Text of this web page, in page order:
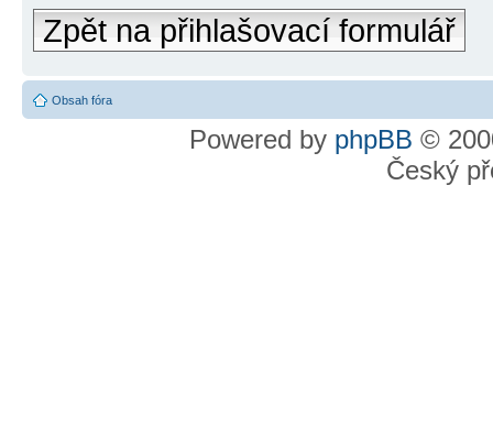
Zpět na přihlašovací formulář
Obsah fóra
Powered by phpBB ©
Český